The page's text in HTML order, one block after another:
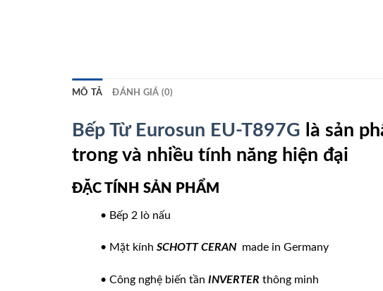
MÔ TẢ ĐÁNH GIÁ (0)
Bếp Từ Eurosun EU-T897G là sản
trong và nhiều tính năng hiện đại
ĐẶC TÍNH SẢN PHẨM
• Bếp 2 lò nấu
• Mặt kính SCHOTT CERAN made in Germany
• Công nghệ biến tần INVERTER thông minh